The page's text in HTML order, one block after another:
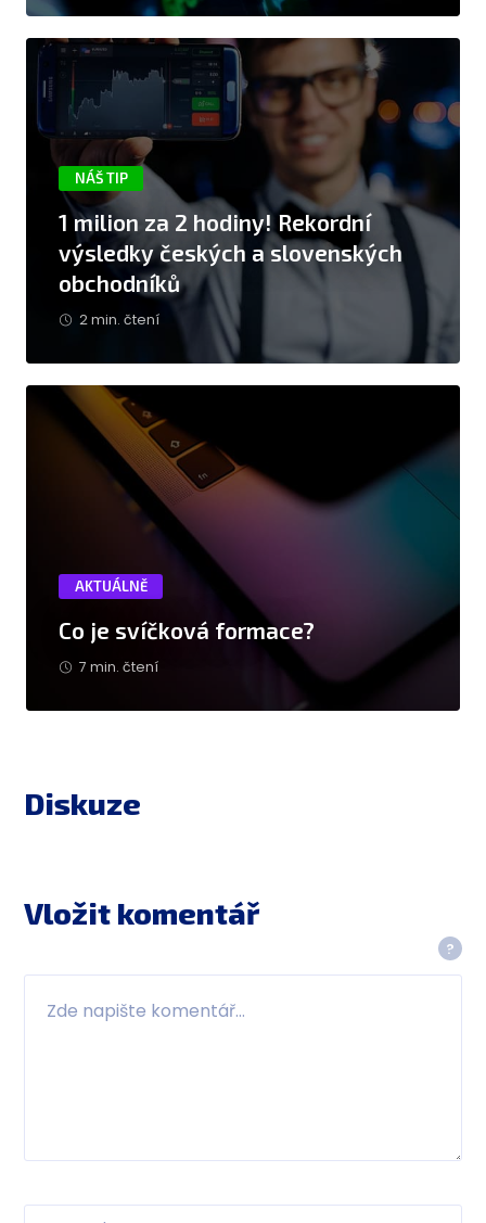
NÁŠ TIP
1 milion za 2 hodiny! Rekordní
výsledky českých a slovenských
obchodníků
2 min. čtení
AKTUÁLNĚ
Co je svíčková formace?
7 min. čtení
Diskuze
?
Vložit komentář